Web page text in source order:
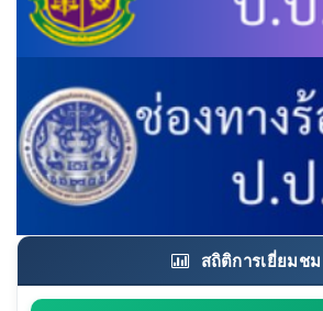
สถิติการเยี่ยมชม